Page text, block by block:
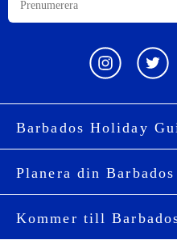
Barbados Holiday
Planera din
Kommer till